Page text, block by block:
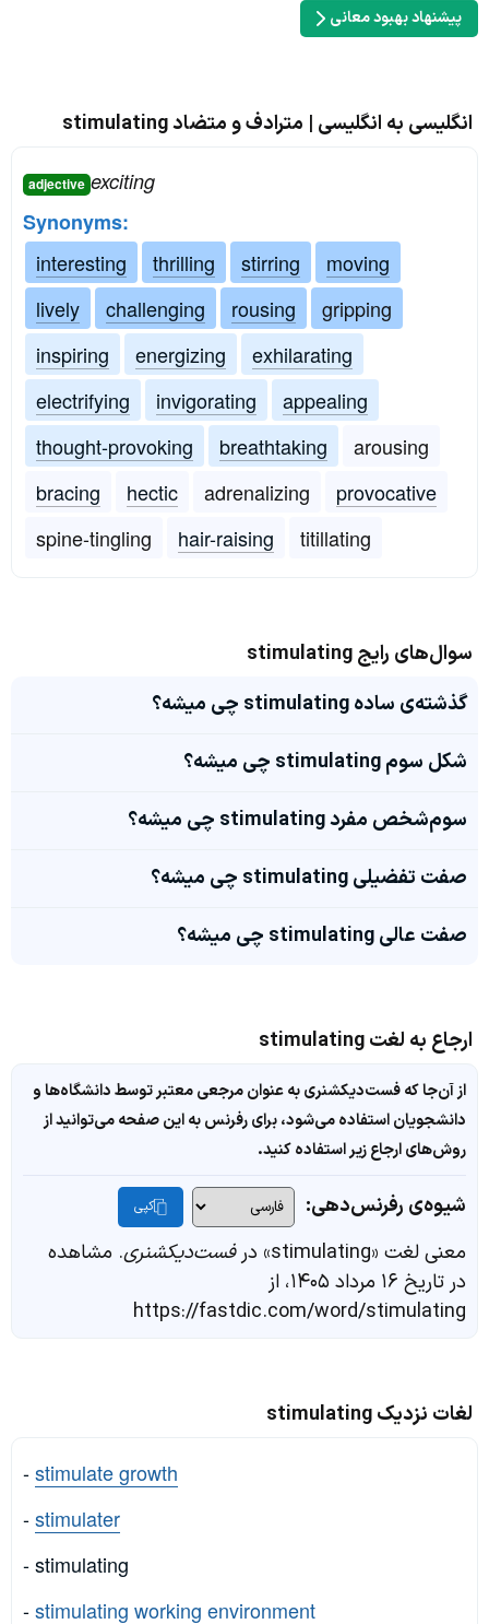
پیشنهاد بهبود معانی
انگلیسی به انگلیسی | مترادف و متضاد stimulating
adjective exciting
Synonyms:
interesting
thrilling stirring
moving
lively
challenging rousing
gripping
inspiring
energizing
exhilarating
electrifying
invigorating
appealing
thought-provoking
breathtaking
arousing
bracing
hectic adrenalizing
provocative
spine-tingling
hair-raising titillating
سوال‌های رایج stimulating
گذشته‌ی ساده stimulating چی میشه؟
شکل سوم stimulating چی میشه؟
سوم‌شخص مفرد stimulating چی میشه؟
صفت تفضیلی stimulating چی میشه؟
صفت عالی stimulating چی میشه؟
ارجاع به لغت stimulating
از آن‌جا که فست‌دیکشنری به عنوان مرجعی معتبر توسط دانشگاه‌ها و
دانشجویان استفاده می‌شود، برای رفرنس به این صفحه می‌توانید از
روش‌های ارجاع زیر استفاده کنید.
شیوه‌ی رفرنس‌دهی: کپی
معنی لغت «stimulating» در فست‌دیکشنری. مشاهده
در تاریخ ۱۶ مرداد ۱۴۰۵، از
https://fastdic.com/word/stimulating
لغات نزدیک stimulating
-stimulate growth
-stimulater
- stimulating
-stimulating working environment